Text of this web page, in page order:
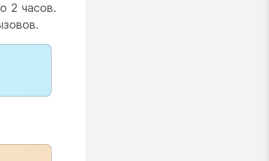
2 часов.